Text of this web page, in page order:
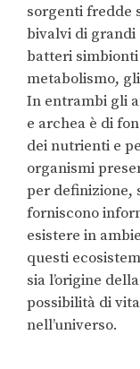
sorgenti fredde
bivalvi di grandi
batteri
metabolismo,
In entrambi gli
e archea è di
dei nutrienti e
organismi
per definizione,
forniscono
esistere in
questi
sia l’origine
possibilità di
nell’universo.